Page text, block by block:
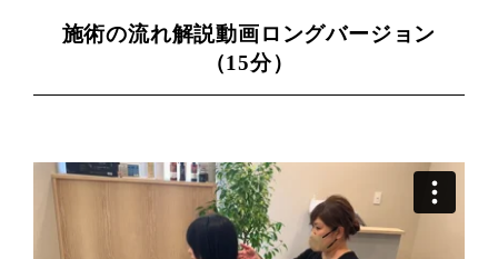
施術の流れ解説動画ロングバージョン
（15分）